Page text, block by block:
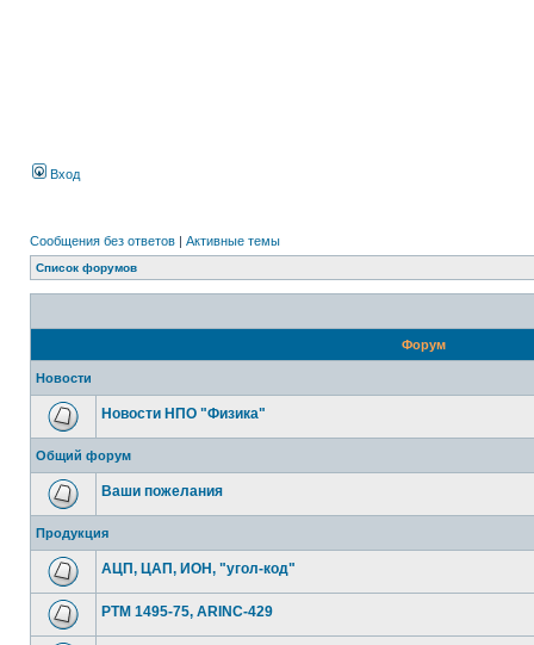
Вход
Сообщения без ответов | Активные темы
Список форумов
Форум
Новости
Новости НПО "Физика"
Общий форум
Ваши пожелания
Продукция
АЦП, ЦАП, ИОН, "угол-код"
РТМ 1495-75, ARINC-429